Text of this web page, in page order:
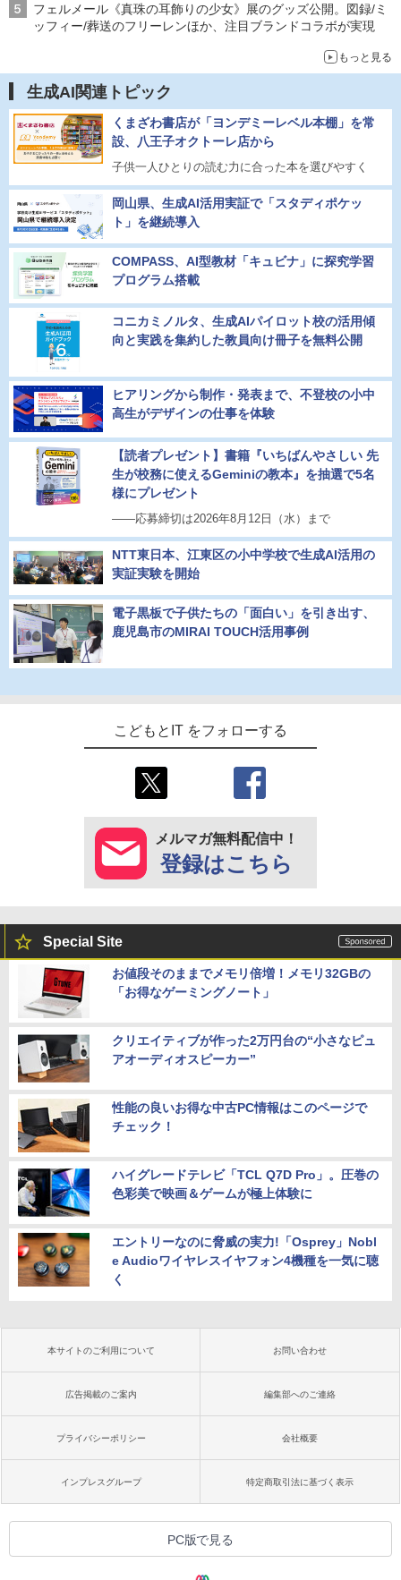
フェルメール《真珠の耳飾りの少女》展のグッズ公開。図録/ミ
ッフィー/葬送のフリーレンほか、注目ブランドコラボが実現
もっと見る
生成AI関連トピック
くまざわ書店が「ヨンデミーレベル本棚」を常
設、八王子オクトーレ店から
子供一人ひとりの読む力に合った本を選びやすく
岡山県、生成AI活用実証で「スタディポケッ
ト」を継続導入
COMPASS、AI型教材「キュビナ」に探究学習
プログラム搭載
コニカミノルタ、生成AIパイロット校の活用傾
向と実践を集約した教員向け冊子を無料公開
ヒアリングから制作・発表まで、不登校の小中
高生がデザインの仕事を体験
【読者プレゼント】書籍『いちばんやさしい 先
生が校務に使えるGeminiの教本』を抽選で5名
様にプレゼント
――応募締切は2026年8月12日（水）まで
NTT東日本、江東区の小中学校で生成AI活用の
実証実験を開始
電子黒板で子供たちの「面白い」を引き出す、
鹿児島市のMIRAI TOUCH活用事例
こどもとIT をフォローする
メルマガ無料配信中！
登録はこちら
Special Site
お値段そのままでメモリ倍増！メモリ32GBの
「お得なゲーミングノート」
クリエイティブが作った2万円台の“小さなピュ
アオーディオスピーカー”
性能の良いお得な中古PC情報はこのページで
チェック！
ハイグレードテレビ「TCL Q7D Pro」。圧巻の
色彩美で映画＆ゲームが極上体験に
エントリーなのに脅威の実力!「Osprey」Nobl
e Audioワイヤレスイヤフォン4機種を一気に聴
く
本サイトのご利用について お問い合わせ
広告掲載のご案内 編集部へのご連絡
プライバシーポリシー 会社概要
インプレスグループ 特定商取引法に基づく表示
PC版で見る